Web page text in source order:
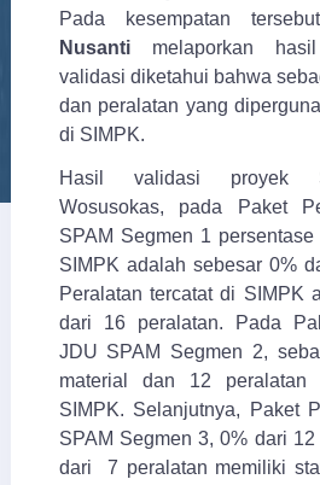
Pada kesempatan
Nusantimelaporkan hasil
validasi diketahui bahwa
dan peralatan yang
di SIMPK.
Hasil validasi proyek
Wosusokas, pada Paket
SPAM Segmen 1
SIMPK adalah sebesar 0%
Peralatan tercatat di SIMPK
dari 16 peralatan. Pada
JDU SPAM Segmen 2,
material dan 12 peralatan
SIMPK. Selanjutnya, Paket
SPAM Segmen 3, 0% dari
dari 7 peralatan memiliki